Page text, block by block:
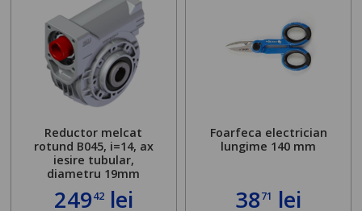
Reductor melcat
rotund B045, i=14, ax
iesire tubular,
diametru 19mm
24942lei
Foarfeca electrician
lungime 140 mm
3871 lei